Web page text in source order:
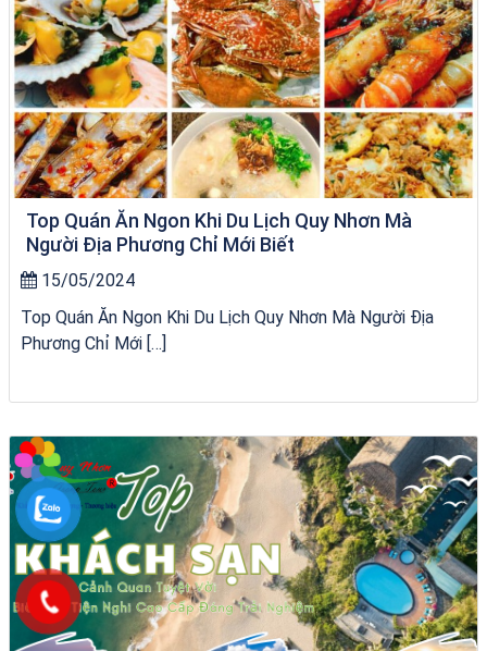
Top Quán Ăn Ngon Khi Du Lịch Quy Nhơn Mà
Người Địa Phương Chỉ Mới Biết
15/05/2024
Top Quán Ăn Ngon Khi Du Lịch Quy Nhơn Mà Người Địa
Phương Chỉ Mới […]
VÉ HẢI GIANG